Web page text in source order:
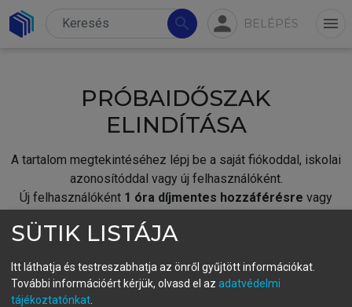
search person BELÉPÉS menu
PRÓBAIDŐSZAK
ELINDÍTÁSA
A tartalom megtekintéséhez lépj be a saját fiókoddal, iskolai
azonosítóddal vagy új felhasználóként.
Új felhasználóként 1 óra díjmentes hozzáférésre vagy
fiókoddal,vagy hozz létre új fiókot.
A regisztráció után apróbaidőszakautomatikusan
SÜTIK LISTÁJA
Itt láthatja és testreszabhatja az önről gyűjtött információkat.
További információért kérjük, olvasd el az adatvédelmi
tájékoztatónkat